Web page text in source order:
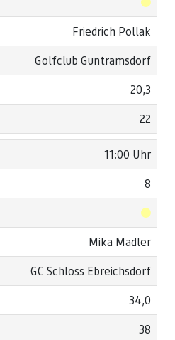
Friedrich Pollak
Golfclub Guntramsdorf
20,3
22
11:00 Uhr
8
Mika Madler
GC Schloss Ebreichsdorf
34,0
38